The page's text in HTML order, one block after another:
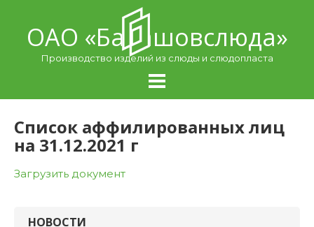
contentОАО «Балашовcлюда»
Производство изделий из слюды и слюдопласта
Список аффилированных лиц
на 31.12.2021 г
Загрузить документ
НОВОСТИ